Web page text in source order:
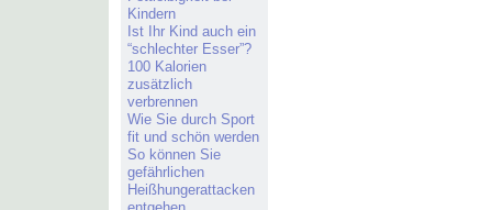
Kindern
Ist Ihr Kind auch ein
“schlechter Esser”?
100 Kalorien
zusätzlich
verbrennen
Wie Sie durch Sport
fit und schön werden
So können Sie
gefährlichen
Heißhungerattacken